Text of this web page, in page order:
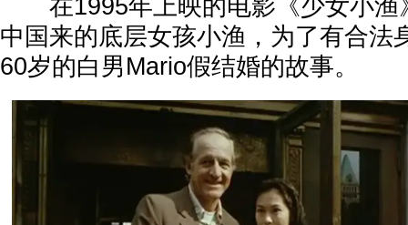
在1995年上映的电影《少女小渔
中国来的底层女孩小渔，为了有合法
60岁的白男Mario假结婚的故事。